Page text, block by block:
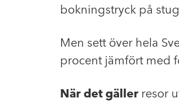
bokningstryck på
Men sett över hela
procent jämfört med
När det gäller resor